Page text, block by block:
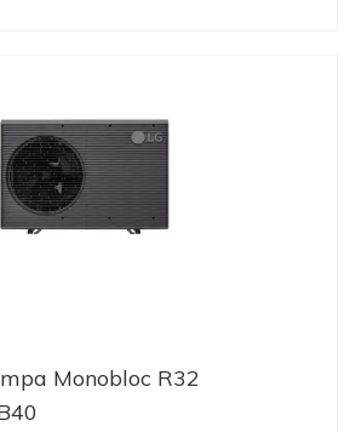
Monobloc R32